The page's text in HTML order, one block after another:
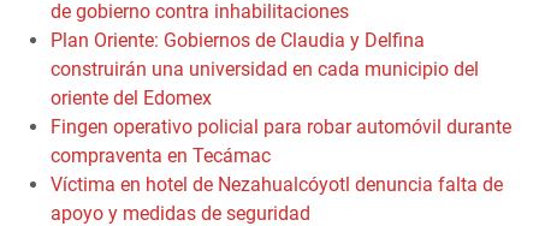
de gobierno contra inhabilitaciones
Plan Oriente: Gobiernos de Claudia y Delfina
construirán una universidad en cada municipio del
oriente del Edomex
Fingen operativo policial para robar automóvil durante
compraventa en Tecámac
Víctima en hotel de Nezahualcóyotl denuncia falta de
apoyo y medidas de seguridad